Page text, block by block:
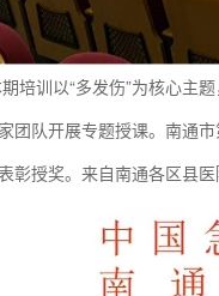
培训以“多发伤”为核心主
团队开展专题授课。南通
彰授奖。来自南通各区县